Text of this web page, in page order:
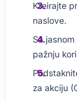
Kreirajte
naslove.
Sa
pažnju
za akciju